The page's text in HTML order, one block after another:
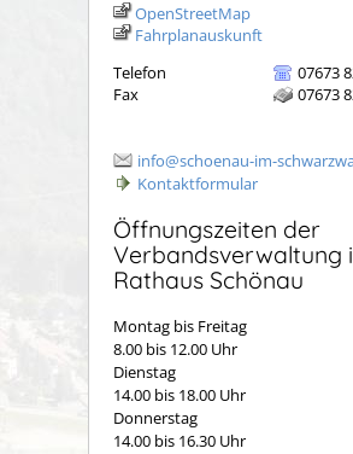
OpenStreetMap
Fahrplanauskunft
Telefon
07673
Fax
07673
info@schoenau-im-
Kontaktformular
Öffnungszeiten der
Verbandsverwaltung
Rathaus Schönau
Montag bis Freitag
8.00 bis 12.00 Uhr
Dienstag
14.00 bis 18.00 Uhr
Donnerstag
14.00 bis 16.30 Uhr